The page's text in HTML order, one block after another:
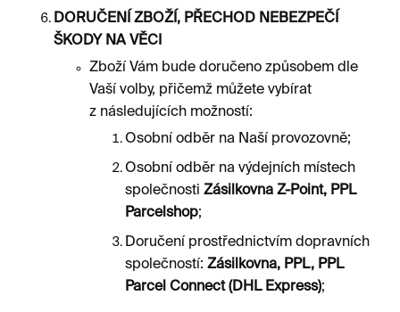
DORUČENÍ ZBOŽÍ, PŘECHOD NEBEZPEČÍ
ŠKODY NA VĚCI
Zboží Vám bude doručeno způsobem dle
Vaší volby, přičemž můžete vybírat
z následujících možností:
Osobní odběr na Naší provozovně;
Osobní odběr na výdejních místech
společnosti Zásilkovna Z-Point, PPL
Parcelshop;
Doručení prostřednictvím dopravních
společností: Zásilkovna, PPL, PPL
Parcel Connect (DHL Express);